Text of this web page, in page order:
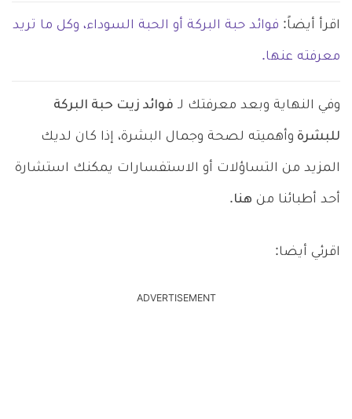
اقرأ أيضاً: فوائد حبة البركة أو الحبة السوداء، وكل ما تريد
معرفته عنها.
وفي النهاية وبعد معرفتك لـ فوائد زيت حبة البركة
للبشرة وأهميته لصحة وجمال البشرة، إذا كان لديك
المزيد من التساؤلات أو الاستفسارات يمكنك استشارة
أحد أطبائنا من هنا.
اقرئي أيضا:
ADVERTISEMENT